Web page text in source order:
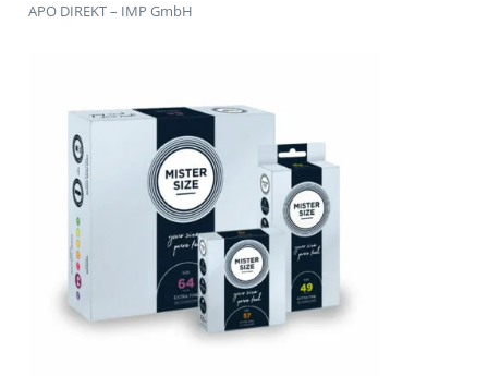
APO DIREKT – IMP GmbH